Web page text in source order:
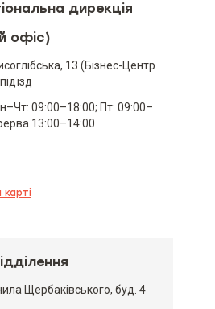
дирекція
офіс)
13 (Бізнес-Центр
09:00–18:00; Пт: 09:00–
13:00–14:00
Щербаківського, буд. 4